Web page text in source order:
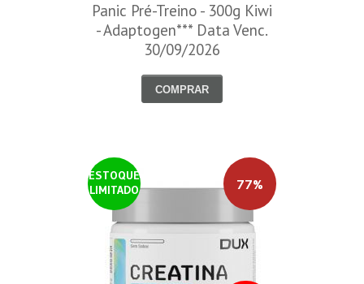
Panic Pré-Treino - 300g Kiwi
- Adaptogen*** Data Venc.
30/09/2026
COMPRAR
ESTOQUE
LIMITADO
77%